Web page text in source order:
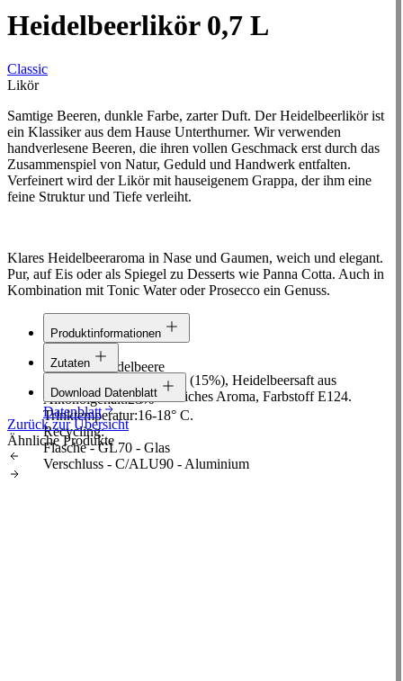
Heidelbeerlikör 0,7 L
Classic
Likör
Samtige Beeren, dunkle Farbe, zarter Duft. Der Heidelbeerlikör ist
ein Klassiker aus dem Hause Unterthurner. Wir verwenden
handverlesene Beeren, die ihren vollen Geschmack erst durch das
Zusammenspiel von Natur, Geduld und Handwerk entfalten.
Verfeinert wird der Likör mit hauseigenem Grappa, der ihm eine
feine Struktur und Tiefe verleiht.
Klares Heidelbeeraroma in Nase und Gaumen, weich und elegant.
Pur, auf Eis oder als Spiegel zu Desserts wie Panna Cotta. Auch in
Kombination mit Tonic Water oder Prosecco ein Genuss.
Produktinformationen
Linie:
Classic
Rohstoff:
Heidelbeere
Alkoholgehalt:28%
Trinktemperatur:16-18° C.
Recycling:
Flasche - GL70 - Glas
Verschluss - C/ALU90 - Aluminium
Zutaten
Alkohol, Zucker, Grappa (15%), Heidelbeersaft aus
Konzentrat (12%), natürliches Aroma, Farbstoff E124.
Download Datenblatt
Datenblatt
Zurück zur Übersicht
Ähnliche Produkte